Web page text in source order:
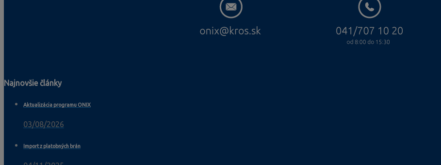
Najnovšie články
Aktualizácia programu ONIX
03/08/2026
Import z platobných brán